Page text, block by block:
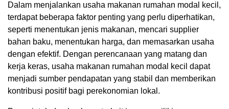
Dalam menjalankan usaha makanan rumahan modal kecil,
terdapat beberapa faktor penting yang perlu diperhatikan,
seperti menentukan jenis makanan, mencari supplier
bahan baku, menentukan harga, dan memasarkan usaha
dengan efektif. Dengan perencanaan yang matang dan
kerja keras, usaha makanan rumahan modal kecil dapat
menjadi sumber pendapatan yang stabil dan memberikan
kontribusi positif bagi perekonomian lokal.